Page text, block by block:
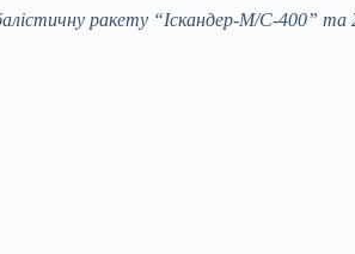
ракету “Іскандер-М/С-400” та